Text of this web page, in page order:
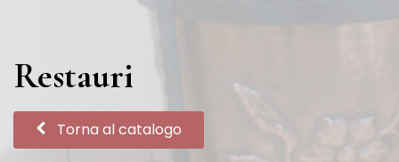
Restauri
Torna al catalogo